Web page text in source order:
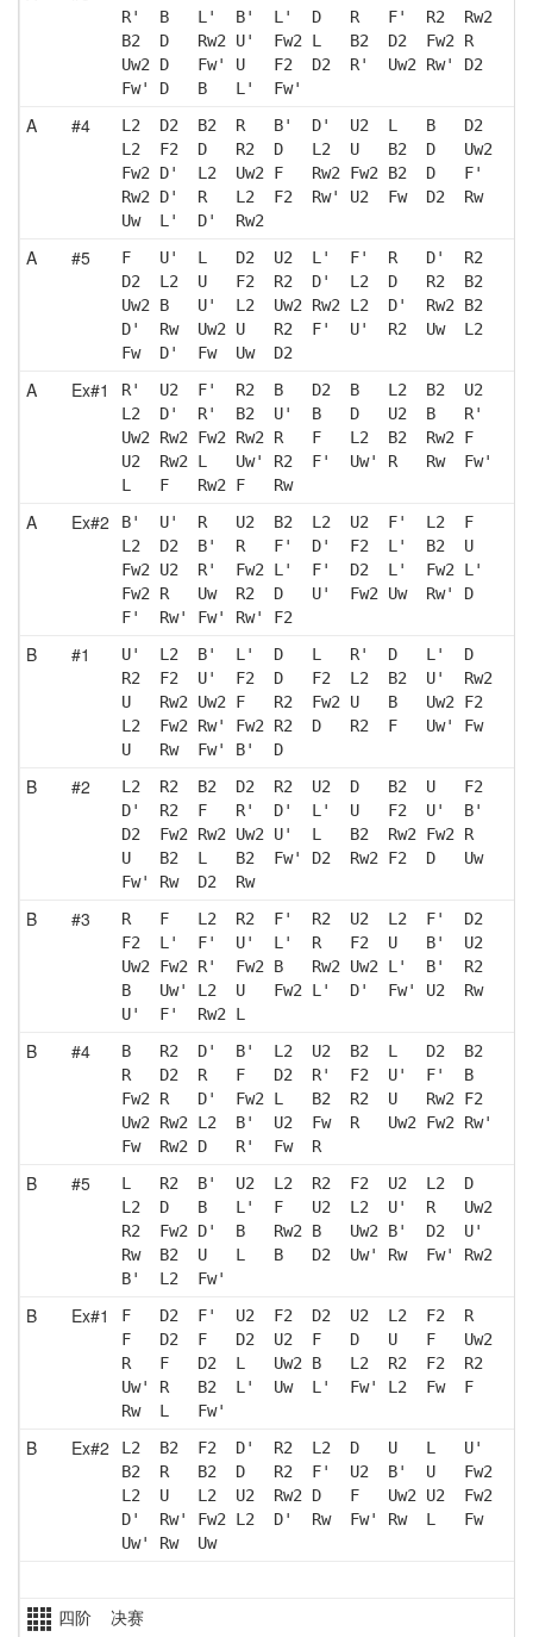
R'  B   L'  B'  L'  D   R   F'  R2  Rw2
B2  D   Rw2 U'  Fw2 L   B2  D2  Fw2 R
Uw2 D   Fw' U   F2  D2  R'  Uw2 Rw' D2
Fw' D   B   L'  Fw'
A #4
L2  D2  B2  R   B'  D'  U2  L   B   D2
L2  F2  D   R2  D   L2  U   B2  D   Uw2
Fw2 D'  L2  Uw2 F   Rw2 Fw2 B2  D   F'
Rw2 D'  R   L2  F2  Rw' U2  Fw  D2  Rw
Uw  L'  D'  Rw2
A #5
F   U'  L   D2  U2  L'  F'  R   D'  R2
D2  L2  U   F2  R2  D'  L2  D   R2  B2
Uw2 B   U'  L2  Uw2 Rw2 L2  D'  Rw2 B2
D'  Rw  Uw2 U   R2  F'  U'  R2  Uw  L2
Fw  D'  Fw  Uw  D2
A Ex#1
R'  U2  F'  R2  B   D2  B   L2  B2  U2
L2  D'  R'  B2  U'  B   D   U2  B   R'
Uw2 Rw2 Fw2 Rw2 R   F   L2  B2  Rw2 F
U2  Rw2 L   Uw' R2  F'  Uw' R   Rw  Fw'
L   F   Rw2 F   Rw
A Ex#2
B'  U'  R   U2  B2  L2  U2  F'  L2  F
L2  D2  B'  R   F'  D'  F2  L'  B2  U
Fw2 U2  R'  Fw2 L'  F'  D2  L'  Fw2 L'
Fw2 R   Uw  R2  D   U'  Fw2 Uw  Rw' D
F'  Rw' Fw' Rw' F2
B #1
U'  L2  B'  L'  D   L   R'  D   L'  D
R2  F2  U'  F2  D   F2  L2  B2  U'  Rw2
U   Rw2 Uw2 F   R2  Fw2 U   B   Uw2 F2
L2  Fw2 Rw' Fw2 R2  D   R2  F   Uw' Fw
U   Rw  Fw' B'  D
B #2
L2  R2  B2  D2  R2  U2  D   B2  U   F2
D'  R2  F   R'  D'  L'  U   F2  U'  B'
D2  Fw2 Rw2 Uw2 U'  L   B2  Rw2 Fw2 R
U   B2  L   B2  Fw' D2  Rw2 F2  D   Uw
Fw' Rw  D2  Rw
B #3
R   F   L2  R2  F'  R2  U2  L2  F'  D2
F2  L'  F'  U'  L'  R   F2  U   B'  U2
Uw2 Fw2 R'  Fw2 B   Rw2 Uw2 L'  B'  R2
B   Uw' L2  U   Fw2 L'  D'  Fw' U2  Rw
U'  F'  Rw2 L
B #4
B   R2  D'  B'  L2  U2  B2  L   D2  B2
R   D2  R   F   D2  R'  F2  U'  F'  B
Fw2 R   D'  Fw2 L   B2  R2  U   Rw2 F2
Uw2 Rw2 L2  B'  U2  Fw  R   Uw2 Fw2 Rw'
Fw  Rw2 D   R'  Fw  R
B #5
L   R2  B'  U2  L2  R2  F2  U2  L2  D
L2  D   B   L'  F   U2  L2  U'  R   Uw2
R2  Fw2 D'  B   Rw2 B   Uw2 B'  D2  U'
Rw  B2  U   L   B   D2  Uw' Rw  Fw' Rw2
B'  L2  Fw'
B Ex#1
F   D2  F'  U2  F2  D2  U2  L2  F2  R
F   D2  F   D2  U2  F   D   U   F   Uw2
R   F   D2  L   Uw2 B   L2  R2  F2  R2
Uw' R   B2  L'  Uw  L'  Fw' L2  Fw  F
Rw  L   Fw'
B Ex#2
L2  B2  F2  D'  R2  L2  D   U   L   U'
B2  R   B2  D   R2  F'  U2  B'  U   Fw2
L2  U   L2  U2  Rw2 D   F   Uw2 U2  Fw2
D'  Rw' Fw2 L2  D'  Rw  Fw' Rw  L   Fw
Uw' Rw  Uw
四阶 决赛